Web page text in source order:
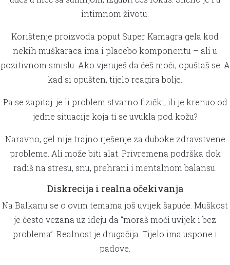
intimnom životu.
Korištenje proizvoda poput Super Kamagra gela kod
nekih muškaraca ima i placebo komponentu – ali u
pozitivnom smislu. Ako vjeruješ da ćeš moći, opuštaš se. A
kad si opušten, tijelo reagira bolje.
Pa se zapitaj: je li problem stvarno fizički, ili je krenuo od
jedne situacije koja ti se uvukla pod kožu?
Naravno, gel nije trajno rješenje za duboke zdravstvene
probleme. Ali može biti alat. Privremena podrška dok
radiš na stresu, snu, prehrani i mentalnom balansu.
Diskrecija i realna očekivanja
Na Balkanu se o ovim temama još uvijek šapuće. Muškost
je često vezana uz ideju da “moraš moći uvijek i bez
problema”. Realnost je drugačija. Tijelo ima uspone i
padove.